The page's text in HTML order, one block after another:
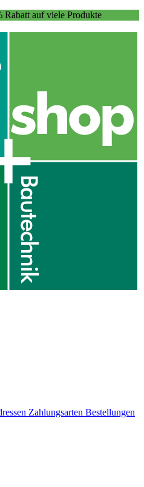
Rabatt auf viele Produkte
Zahlungsarten Bestellungen